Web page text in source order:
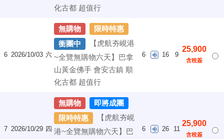
化古都 超值行
6 2026/10/03 六
無購物
限時特惠
衝團中
【虎航夯峴港
~全覽無購物六天】巴拿
山黃金佛手 會安古鎮 順
化古都 超值行
6 16 9
25,900
含稅簽
7 2026/10/29 四
無購物
即將成團
限時特惠
【虎航夯峴
港~全覽無購物六天】巴
6 26 11
25,900
含稅簽